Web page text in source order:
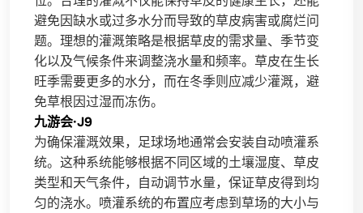
避免因缺水或过多水分而导致的草皮病害或腐烂问
题。理想的灌溉策略是根据草皮的需求量、季节变
化以及气候条件来调整浇水量和频率。草皮在生长
旺季需要更多的水分，而在冬季则应减少灌溉，避
免草根因过湿而冻伤。
九游会·J9
为确保灌溉效果，足球场地通常会安装自动喷灌系
统。这种系统能够根据不同区域的土壤湿度、草皮
类型和天气条件，自动调节水量，保证草皮得到均
匀的浇水。喷灌系统的布置应考虑到草场的大小与